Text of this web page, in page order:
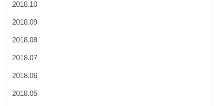
2018.10
2018.09
2018.08
2018.07
2018.06
2018.05